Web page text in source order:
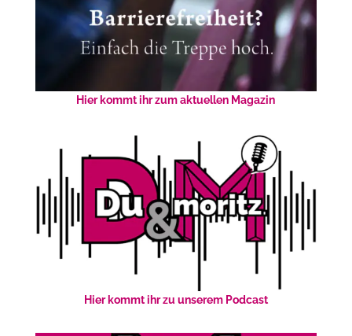
Hier kommt ihr zum aktuellen Magazin
Hier kommt ihr zu unserem Podcast